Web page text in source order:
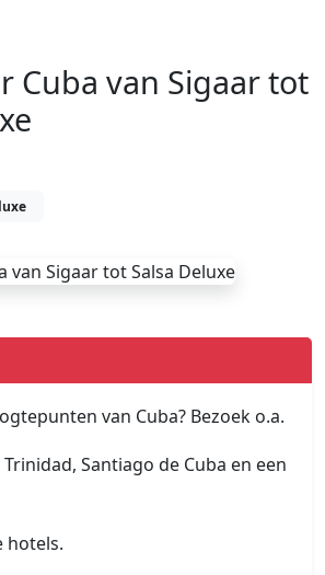
Cuba van Sigaar tot
luxe
van Cuba? Bezoek o.a.
Santiago de Cuba en een
hotels.